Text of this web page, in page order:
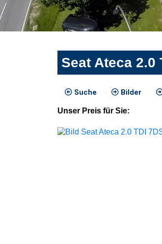
Seat Ateca 2.0
Suche Bilder
Unser Preis für Sie: